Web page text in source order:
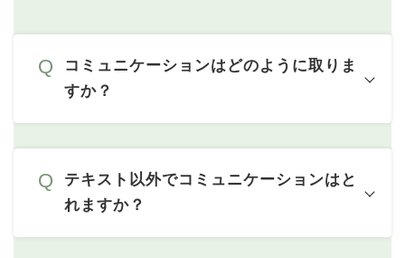
コミュニケーションはどのように取りま
すか？
テキスト以外でコミュニケーションはと
れますか？